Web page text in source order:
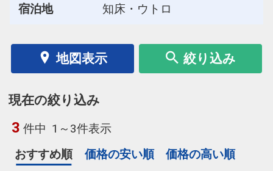
宿泊地
知床・ウトロ
地図表示 絞り込み
現在の絞り込み
3 件中 1～3件表示
おすすめ順
価格の安い順 価格の高い順